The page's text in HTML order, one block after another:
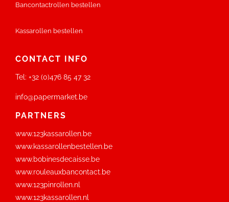
Bancontactrollen bestellen
Kassarollen bestellen
CONTACT INFO
Tel: +32 (0)476 85 47 32
info@papermarket.be
PARTNERS
www.123kassarollen.be
www.kassarollenbestellen.be
www.bobinesdecaisse.be
www.rouleauxbancontact.be
www.123pinrollen.nl
www.123kassarollen.nl